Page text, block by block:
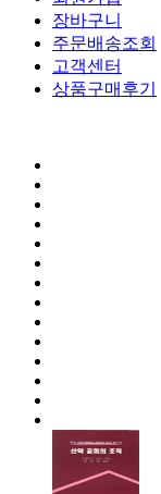
장바구니
주문배송조회
고객센터
상품구매후기